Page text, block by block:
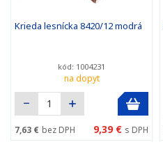
Krieda lesnícka 8420/12 modrá
kód: 1004231
na dopyt
7,63 € bez DPH 9,39 € s DPH